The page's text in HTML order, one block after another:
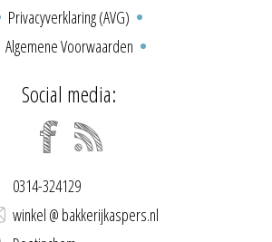
Privacyverklaring (AVG)
Algemene Voorwaarden
Social media:
0314-324129
winkel @ bakkerijkaspers.nl